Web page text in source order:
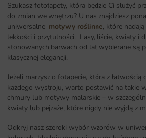
Szukasz fototapety, która będzie Ci służyć
do zmian we wnętrzu? U nas znajdziesz
uniwersalne motywy roślinne, które
lekkości i przytulności. Lasy, liście, kwiaty i
stonowanych barwach od lat wybierane są
klasycznej elegancji.
Jeżeli marzysz o fotapecie, która z łatwością
każdego wystroju, warto postawić na takie
chmury lub motywy malarskie – w
kwiaty lub pejzaże, które nigdy nie wyjdą z
Odkryj nasz szeroki wybór wzorów w